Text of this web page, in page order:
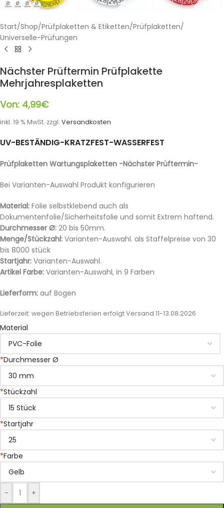
Start/Shop/Prüfplaketten & Etiketten/Prüfplaketten/
Universelle-Prüfungen
Nächster Prüftermin Prüfplakette
Mehrjahresplaketten
Von: 4,99€
inkl. 19 % MwSt. zzgl. Versandkosten
UV-BESTÄNDIG-KRATZFEST-WASSERFEST
Prüfplaketten Wartungsplaketten -Nächster Prüftermin-
Bei Varianten-Auswahl Produkt konfigurieren
Material: Folie selbstklebend auch als
Dokumentenfolie/Sicherheitsfolie und somit Extrem haftend.
Durchmesser Ø: 20 bis 50mm.
Menge/Stückzahl: Varianten-Auswahl. als Staffelpreise von 30
bis 8000 stück
Startjahr: Varianten-Auswahl.
Artikel Farbe: Varianten-Auswahl, in 9 Farben
Lieferform: auf Bogen
Lieferzeit: wegen Betriebsferien erfolgt Versand 11-13.08.2026
Material
*Durchmesser Ø
*Stückzahl
*Startjahr
*Farbe
- +